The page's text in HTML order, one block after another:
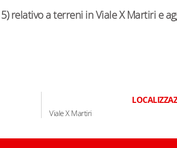
relativo a terreni in Viale X Martiri e
Viale X Martiri